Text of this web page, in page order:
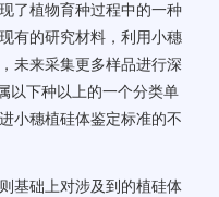
了植物育种过程中的一种
有的研究材料，利用小穗
未来采集更多样品进行深
以下种以上的一个分类单
小穗植硅体鉴定标准的不
基础上对涉及到的植硅体